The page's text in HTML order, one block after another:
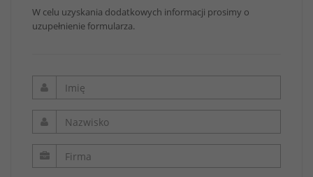
W celu uzyskania dodatkowych informacji prosimy o
uzupełnienie formularza.